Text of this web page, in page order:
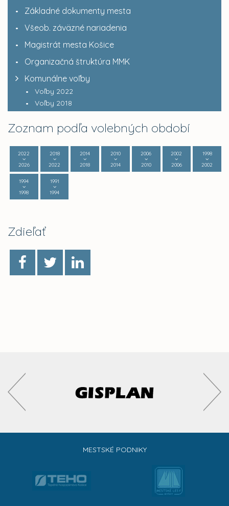
Základné dokumenty mesta
Všeob. záväzné nariadenia
Magistrát mesta Košice
Organizačná štruktúra MMK
Komunálne voľby
Voľby 2022
Voľby 2018
Zoznam podľa volebných období
2022
2026
2018
2022
2014
2018
2010
2014
2006
2010
2002
2006
1998
2002
1994
1998
1991
1994
Zdieľať
MESTSKÉ PODNIKY